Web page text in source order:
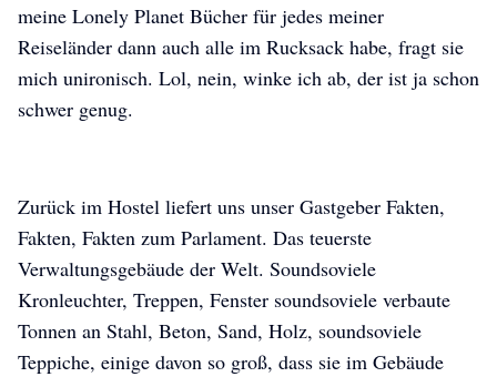
meine Lonely Planet Bücher für jedes meiner
Reiseländer dann auch alle im Rucksack habe, fragt sie
mich unironisch. Lol, nein, winke ich ab, der ist ja schon
schwer genug.
Zurück im Hostel liefert uns unser Gastgeber Fakten,
Fakten, Fakten zum Parlament. Das teuerste
Verwaltungsgebäude der Welt. Soundsoviele
Kronleuchter, Treppen, Fenster soundsoviele verbaute
Tonnen an Stahl, Beton, Sand, Holz, soundsoviele
Teppiche, einige davon so groß, dass sie im Gebäude